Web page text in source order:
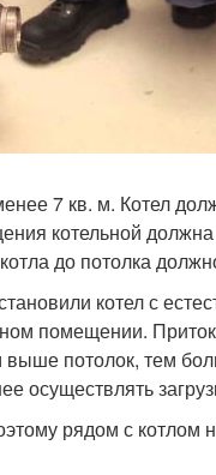
7 кв. м. Котел
котельной должна
до потолка
котел с
помещении.
потолок, тем
осуществлять
рядом с котлом